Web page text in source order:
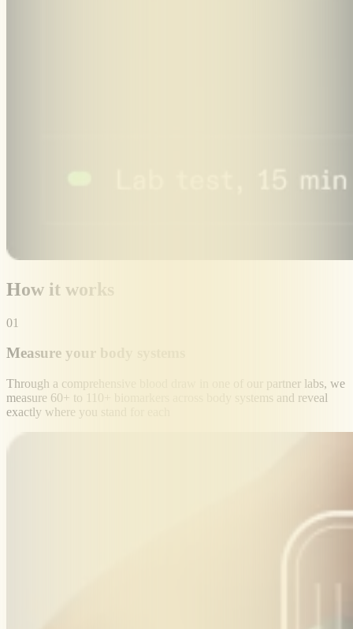
How it works
01
Measure your body systems
Through a comprehensive blood draw in one of our partner labs, we
measure 60+ to 110+ biomarkers across body systems and reveal
exactly where you stand for each